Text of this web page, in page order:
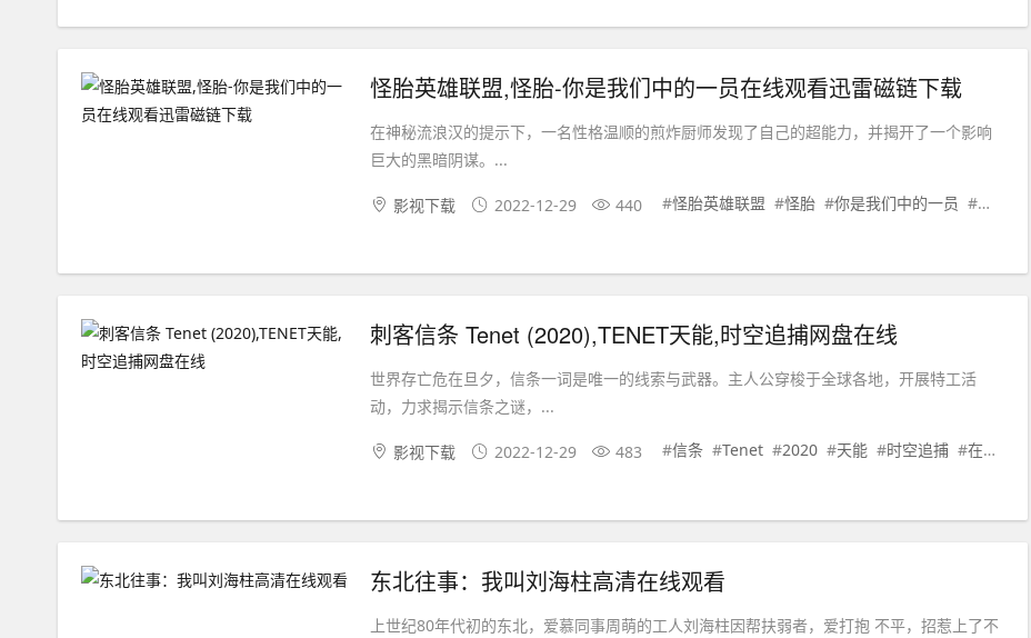
怪胎英雄联盟,怪胎-你是我们中的一员在线观看迅雷磁链下载
在神秘流浪汉的提示下，一名性格温顺的煎炸厨师发现了自己的超能力，并揭开了一个影响
巨大的黑暗阴谋。...
影视下载 2022-12-29 440 #怪胎英雄联盟 #怪胎 #你是我们中的一员 #在线观看
刺客信条 Tenet (2020),TENET天能,时空追捕网盘在线
世界存亡危在旦夕，信条一词是唯一的线索与武器。主人公穿梭于全球各地，开展特工活
动，力求揭示信条之谜，...
影视下载 2022-12-29 483 #信条 #Tenet #2020 #天能 #时空追捕 #在线观看
东北往事：我叫刘海柱高清在线观看
上世纪80年代初的东北，爱慕同事周萌的工人刘海柱因帮扶弱者，爱打抱 不平，招惹上了不